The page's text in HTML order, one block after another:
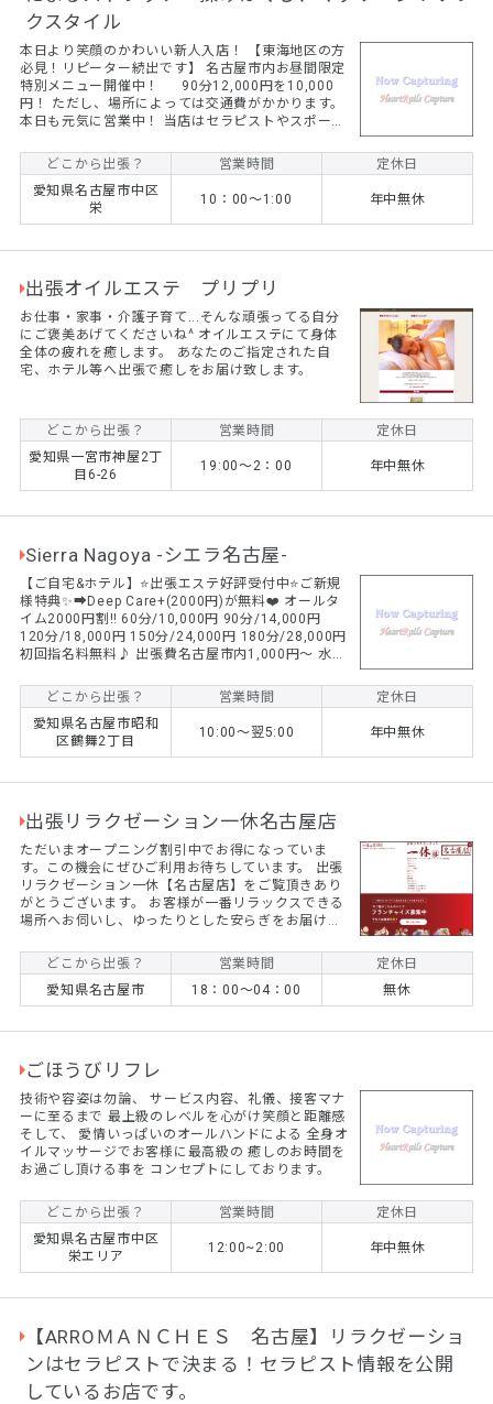
クスタイル
本日より笑顔のかわいい新人入店！ 【東海地区の方
必見！リピーター続出です】 名古屋市内お昼間限定
特別メニュー開催中！ 90分12,000円を10,000
円！ ただし、場所によっては交通費がかかります。
本日も元気に営業中！ 当店はセラピストやスポーツ
ルマッサージをおこないます。 ☆コロナ禍でマッサ
ージ店に行くのは気になる、、、 ☆自宅やホテルな
どでゆっくりと癒されたい！ ☆子供が学校に行って
いる間にゆっくりしたい！ そんな方はぜひご依頼く
ださい！ 最近では女性のリピーター様が続出です！
どこから出張？ 営業時間
定休日
愛知県名古屋市中区
栄
10：00～1:00 年中無休
出張オイルエステ プリプリ
お仕事・家事・介護子育て...そんな頑張ってる自分
にご褒美あげてくださいね^ オイルエステにて身体
全体の疲れを癒します。 あなたのご指定された自
宅、ホテル等へ出張で癒しをお届け致します。
どこから出張？ 営業時間
定休日
愛知県一宮市神屋2丁
目6-26
19:00～2：00 年中無休
Sierra Nagoya -シエラ名古屋-
【ご自宅&ホテル】⭐️出張エステ好評受付中⭐️ご新規
様特典✨➡︎Deep Care+(2000円)が無料❤️ オールタ
イム2000円割‼️ 60分/10,000円 90分/14,000円
120分/18,000円 150分/24,000円 180分/28,000円
初回指名料無料♪ 出張費名古屋市内1,000円〜 水溶
屋出張マッサージならSierra Nagoya❣️ ワクワクド
キドキ体験をお楽しみください✨ 日本人セラピスト
のみ在籍。
どこから出張？ 営業時間
定休日
愛知県名古屋市昭和
区鶴舞2丁目
10:00〜翌5:00 年中無休
出張リラクゼーション一休名古屋店
ただいまオープニング割引中でお得になっていま
す。この機会にぜひご利用お待ちしています。 出張
リラクゼーション一休【名古屋店】をご覧頂きあり
がとうございます。 お客様が一番リラックスできる
場所へお伺いし、ゆったりとした安らぎをお届け致
状のお客様からご愛好賜っております。 一休では、
お客様お一人お一人に寄り添って、環境や状況やメ
ンタルに合わせて施術をご提供させて頂く事をモッ
トーにしております。 勿論、カップルやご夫婦、お
で頂いております...
どこから出張？ 営業時間
定休日
愛知県名古屋市
18：00～04：00 無休
ごほうびリフレ
技術や容姿は勿論、 サービス内容、礼儀、接客マナ
ーに至るまで 最上級のレベルを心がけ笑顔と距離感
そして、 愛情いっぱいのオールハンドによる 全身オ
イルマッサージでお客様に最高級の 癒しのお時間を
お過ごし頂ける事を コンセプトにしております。
どこから出張？ 営業時間
定休日
愛知県名古屋市中区
栄エリア
12:00~2:00 年中無休
【ARROＭＡＮＣＨＥＳ 名古屋】リラクゼーショ
ンはセラピストで決まる！セラピスト情報を公開
しているお店です。